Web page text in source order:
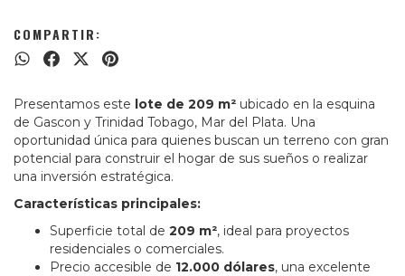
COMPARTIR:
Presentamos este lote de 209 m² ubicado en la esquina
de Gascon y Trinidad Tobago, Mar del Plata. Una
oportunidad única para quienes buscan un terreno con gran
potencial para construir el hogar de sus sueños o realizar
una inversión estratégica.
Características principales:
Superficie total de 209 m², ideal para proyectos
residenciales o comerciales.
Precio accesible de 12.000 dólares, una excelente